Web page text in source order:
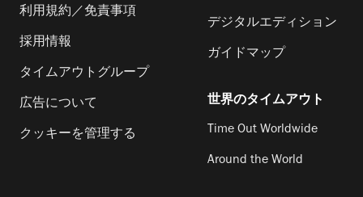
利用規約／免責事項
採用情報
タイムアウトグループ
広告について
クッキーを管理する
デジタルエディション
ガイドマップ
世界のタイムアウト
Time Out Worldwide
Around the World